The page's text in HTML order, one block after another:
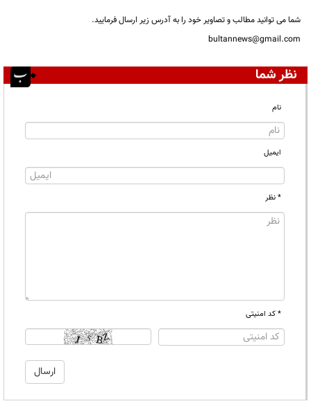
شما می توانید مطالب و تصاویر خود را به آدرس زیر ارسال فرمایید.
bultannews@gmail.com
نظر شما
نام
ایمیل
* نظر
* کد امنیتی